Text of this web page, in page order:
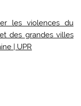
les violences du
des grandes villes
| UPR